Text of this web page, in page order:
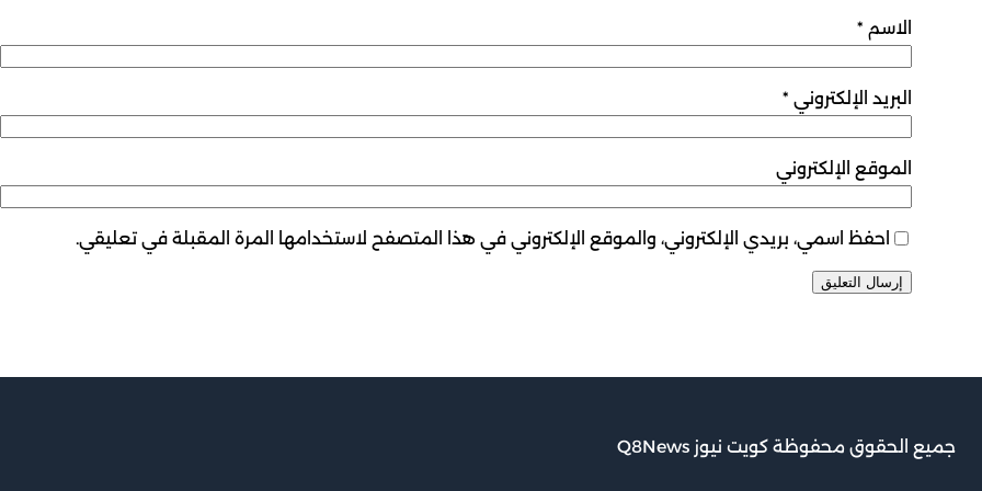
الاسم *
البريد الإلكتروني *
الموقع الإلكتروني
احفظ اسمي، بريدي الإلكتروني، والموقع الإلكتروني في هذا المتصفح لاستخدامها المرة المقبلة في تعليقي.
جميع الحقوق محفوظة كويت نيوز Q8News